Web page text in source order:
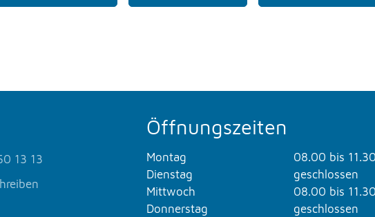
13 13
Öffnungszeiten
Montag 08.00 bis
Dienstag
geschlossen
Mittwoch
08.00 bis
Donnerstag
geschlossen